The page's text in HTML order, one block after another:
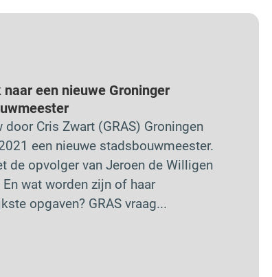
naar een nieuwe Groninger
door Cris Zwart (GRAS) Groningen
een nieuwe stadsbouwmeester.
de opvolger van Jeroen de Willigen
En wat worden zijn of haar
opgaven? GRAS vraag...